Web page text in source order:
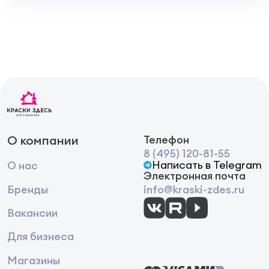
О компании
О нас
Бренды
Вакансии
Для бизнеса
Магазины
Телефон
8 (495) 120-81-55
Написать в Telegram
Электронная почта
info@kraski-zdes.ru